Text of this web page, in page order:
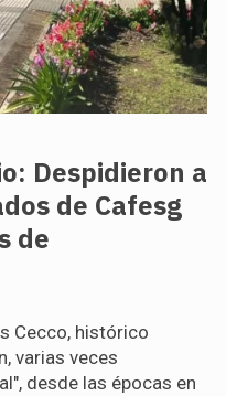
Despidieron a
de Cafesg
de
Cecco, histórico
varias veces
desde las épocas en